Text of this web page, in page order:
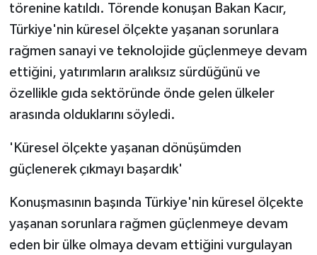
törenine katıldı. Törende konuşan Bakan Kacır,
Türkiye'nin küresel ölçekte yaşanan sorunlara
rağmen sanayi ve teknolojide güçlenmeye devam
ettiğini, yatırımların aralıksız sürdüğünü ve
özellikle gıda sektöründe önde gelen ülkeler
arasında olduklarını söyledi.
'Küresel ölçekte yaşanan dönüşümden
güçlenerek çıkmayı başardık'
Konuşmasının başında Türkiye'nin küresel ölçekte
yaşanan sorunlara rağmen güçlenmeye devam
eden bir ülke olmaya devam ettiğini vurgulayan
Spor
Yaşam